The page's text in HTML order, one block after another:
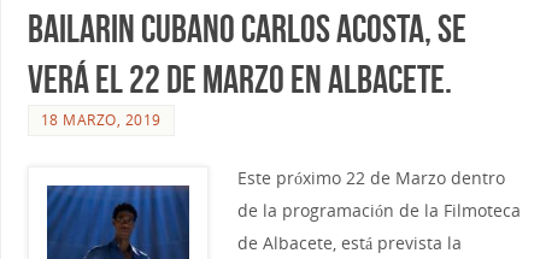
bailarin cubano Carlos Acosta, se
verá el 22 de Marzo en Albacete.
18 MARZO, 2019
Este próximo 22 de Marzo dentro
de la programación de la Filmoteca
de Albacete, está prevista la